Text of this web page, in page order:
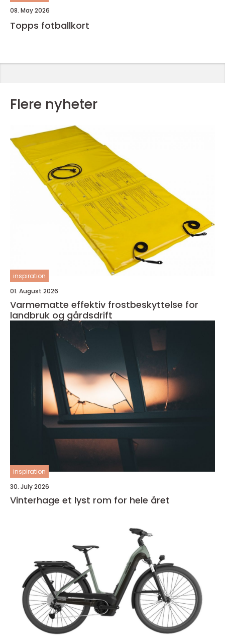
08. May 2026
Topps fotballkort
Flere nyheter
inspiration
01. August 2026
Varmematte effektiv frostbeskyttelse for
landbruk og gårdsdrift
inspiration
30. July 2026
Vinterhage et lyst rom for hele året